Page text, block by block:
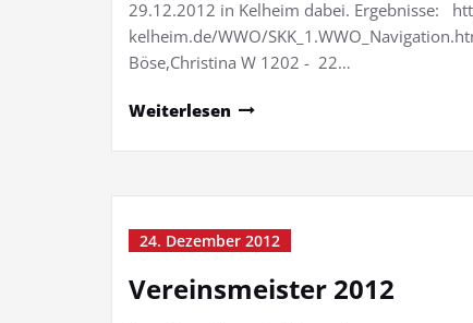
29.12.2012 in Kelheim dabei. Ergebnisse:
kelheim.de/WWO/
Böse,Christina W 1202 - 22…
Weiterlesen
24. Dezember 2012
Vereinsmeister 2012